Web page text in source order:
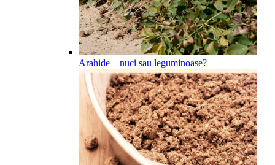
Arahide – nuci sau leguminoase?